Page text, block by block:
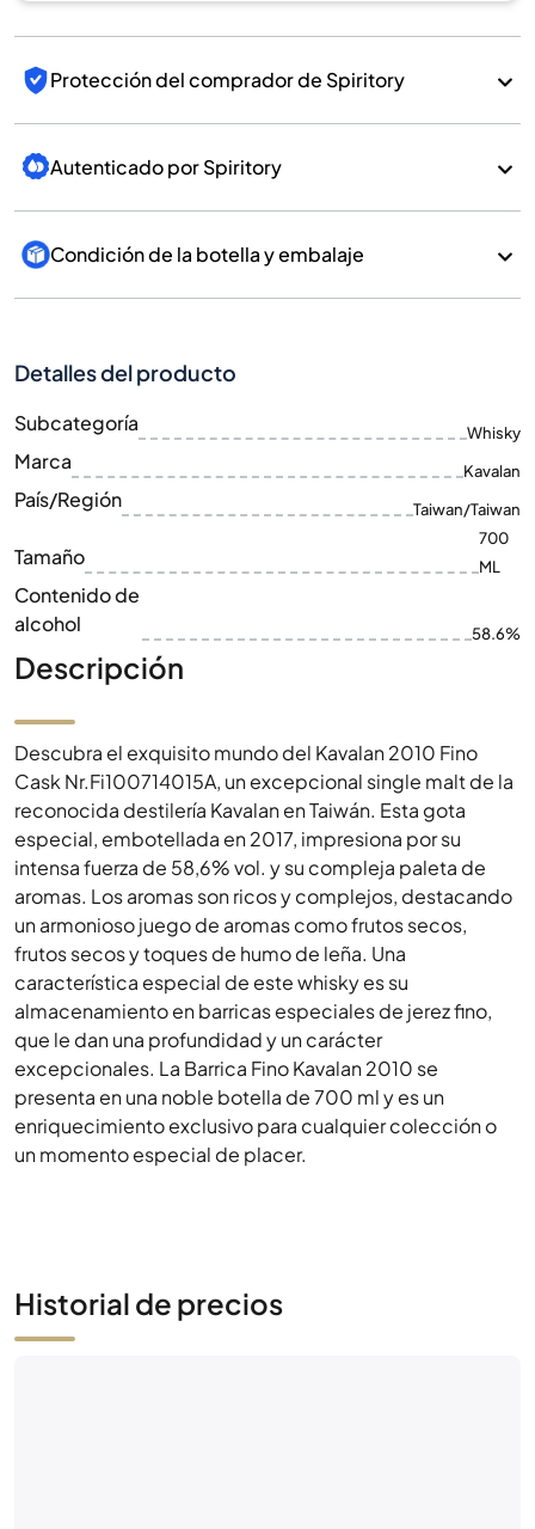
Protección del comprador de Spiritory
Autenticado por Spiritory
Condición de la botella y embalaje
Detalles del producto
Subcategoría Whisky
Marca Kavalan
País/Región Taiwan/Taiwan
Tamaño
700
ML
Contenido de
alcohol
58.6%
Descripción
Descubra el exquisito mundo del Kavalan 2010 Fino
Cask Nr.Fi100714015A, un excepcional single malt de la
reconocida destilería Kavalan en Taiwán. Esta gota
especial, embotellada en 2017, impresiona por su
intensa fuerza de 58,6% vol. y su compleja paleta de
aromas. Los aromas son ricos y complejos, destacando
un armonioso juego de aromas como frutos secos,
frutos secos y toques de humo de leña. Una
característica especial de este whisky es su
almacenamiento en barricas especiales de jerez fino,
que le dan una profundidad y un carácter
excepcionales. La Barrica Fino Kavalan 2010 se
presenta en una noble botella de 700 ml y es un
enriquecimiento exclusivo para cualquier colección o
un momento especial de placer.
Historial de precios